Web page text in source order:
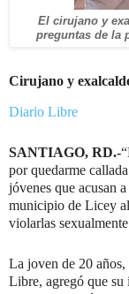
El cirujano y
preguntas de la
Cirujano y
Diario Libre
SANTIAGO, RD.-
por quedarme
jóvenes que acusan
municipio de Licey
violarlas
La joven de 20
Libre, agregó que su